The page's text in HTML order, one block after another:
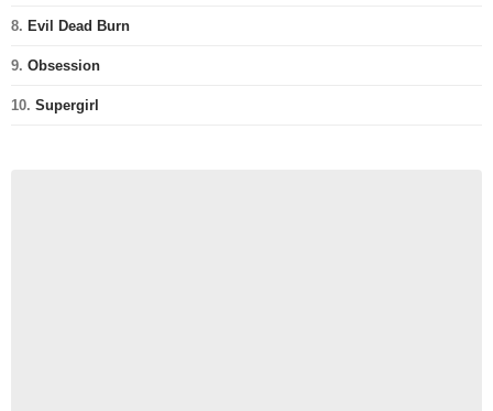
8. Evil Dead Burn
9. Obsession
10. Supergirl